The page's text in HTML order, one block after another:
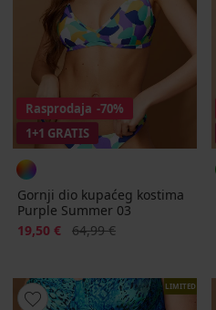
Rasprodaja -70%
1+1 GRATIS
Gornji dio kupaćeg kostima
Purple Summer 03
Popust
19,50 € Prvobitna cijena
64,99 €
LIMITED